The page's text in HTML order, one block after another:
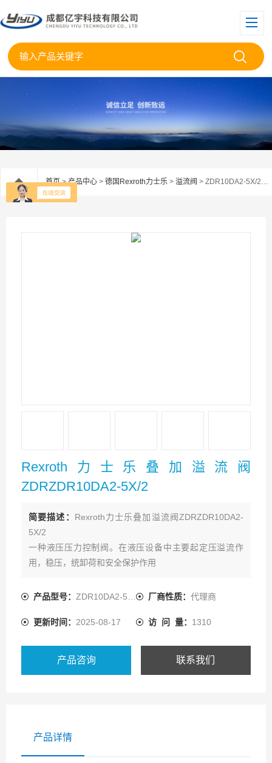
首页>产品中心 > 德国Rexroth力士乐 > 溢流阀 > ZDR10DA2-5X/210YVRexroth力士乐叠加溢流阀ZDRZDR10DA2-5X/2
Rexroth力士乐叠加溢流阀
ZDRZDR10DA2-5X/2
简要描述： Rexroth力士乐叠加溢流阀ZDRZDR10DA2-
5X/2
一种液压压力控制阀。在液压设备中主要起定压溢流作
用，稳压，统卸荷和安全保护作用
产品型号： ZDR10DA2-5X/210YV 厂商性质： 代理商
更新时间： 2025-08-17 访 问 量： 1310
产品咨询 联系我们
产品详情